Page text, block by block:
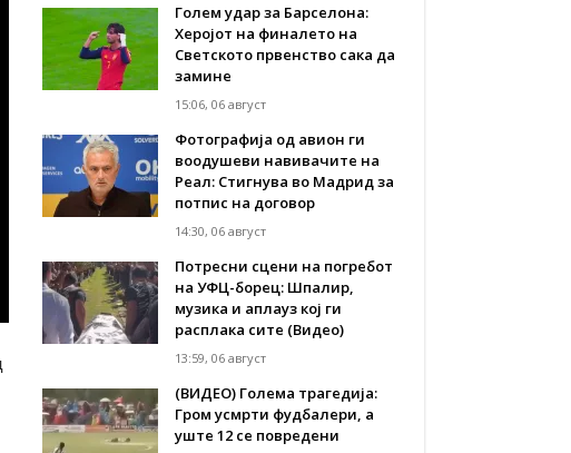
Голем удар за Барселона:
Херојот на финалето на
Светското првенство сака да
замине
15:06, 06 август
Фотографија од авион ги
воодушеви навивачите на
Реал: Стигнува во Мадрид за
потпис на договор
14:30, 06 август
Потресни сцени на погребот
на УФЦ-борец: Шпалир,
музика и аплауз кој ги
расплака сите (Видео)
13:59, 06 август
(ВИДЕО) Голема трагедија:
Гром усмрти фудбалери, а
уште 12 се повредени